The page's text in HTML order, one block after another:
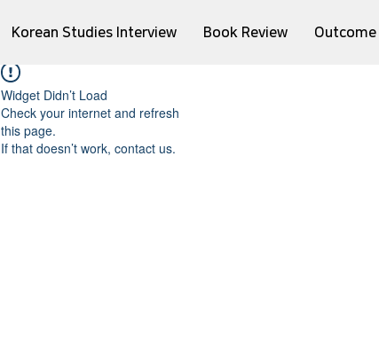
Korean Studies Interview Book Review Outcome
Widget Didn’t Load
Check your internet and refresh
this page.
If that doesn’t work, contact us.